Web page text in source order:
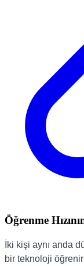
Öğrenme
İki kişi aynı anda
bir teknoloji